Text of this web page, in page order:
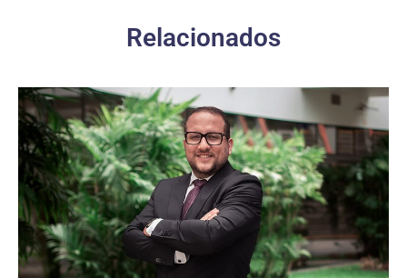
Relacionados